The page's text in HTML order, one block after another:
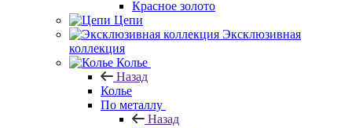
Красное золото
Цепи
Эксклюзивная
коллекция
Колье
Назад
Колье
По металлу
Назад